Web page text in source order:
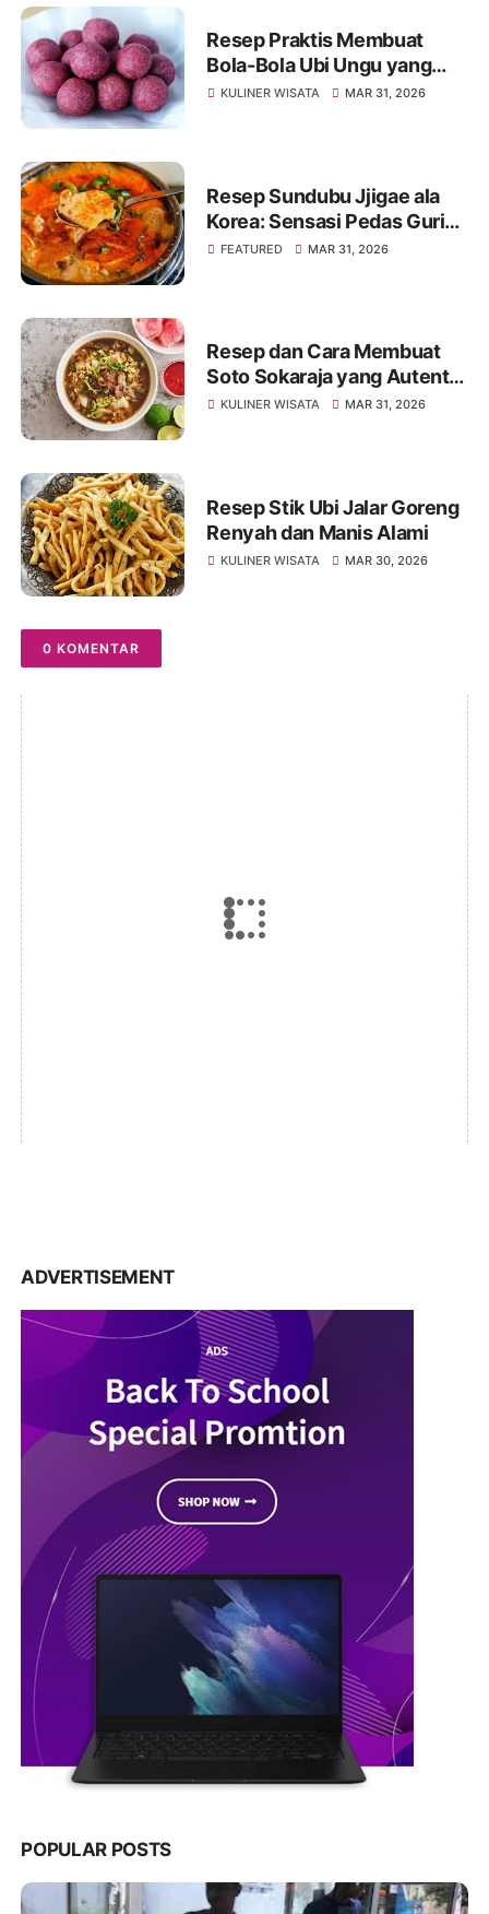
Resep Praktis Membuat
Bola-Bola Ubi Ungu yang
Manis dan Renyah
KULINER WISATA MAR 31, 2026
Resep Sundubu Jjigae ala
Korea: Sensasi Pedas Gurih
yang Menghangatkan Tubuh
FEATURED MAR 31, 2026
Resep dan Cara Membuat
Soto Sokaraja yang Autentik
dan Lezat
KULINER WISATA MAR 31, 2026
Resep Stik Ubi Jalar Goreng
Renyah dan Manis Alami
KULINER WISATA MAR 30, 2026
0 KOMENTAR
ADVERTISEMENT
POPULAR POSTS